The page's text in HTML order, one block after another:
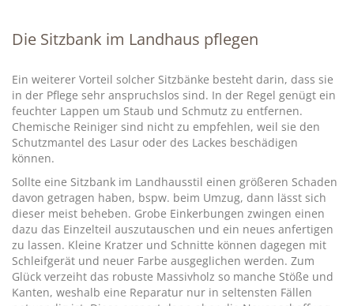
Die Sitzbank im Landhaus pflegen
Ein weiterer Vorteil solcher Sitzbänke besteht darin, dass sie
in der Pflege sehr anspruchslos sind. In der Regel genügt ein
feuchter Lappen um Staub und Schmutz zu entfernen.
Chemische Reiniger sind nicht zu empfehlen, weil sie den
Schutzmantel des Lasur oder des Lackes beschädigen
können.
Sollte eine Sitzbank im Landhausstil einen größeren Schaden
davon getragen haben, bspw. beim Umzug, dann lässt sich
dieser meist beheben. Grobe Einkerbungen zwingen einen
dazu das Einzelteil auszutauschen und ein neues anfertigen
zu lassen. Kleine Kratzer und Schnitte können dagegen mit
Schleifgerät und neuer Farbe ausgeglichen werden. Zum
Glück verzeiht das robuste Massivholz so manche Stöße und
Kanten, weshalb eine Reparatur nur in seltensten Fällen